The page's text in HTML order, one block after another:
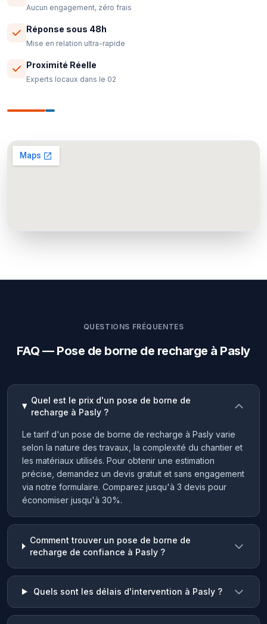
Aucun engagement, zéro frais
Réponse sous 48h
Mise en relation ultra-rapide
Proximité Réelle
Experts locaux dans le 02
QUESTIONS FRÉQUENTES
FAQ — Pose de borne de recharge à Pasly
Quel est le prix d'un pose de borne de
recharge à Pasly ?
Le tarif d'un pose de borne de recharge à Pasly varie
selon la nature des travaux, la complexité du chantier et
les matériaux utilisés. Pour obtenir une estimation
précise, demandez un devis gratuit et sans engagement
via notre formulaire. Comparez jusqu'à 3 devis pour
économiser jusqu'à 30%.
Comment trouver un pose de borne de
recharge de confiance à Pasly ?
Quels sont les délais d'intervention à Pasly ?